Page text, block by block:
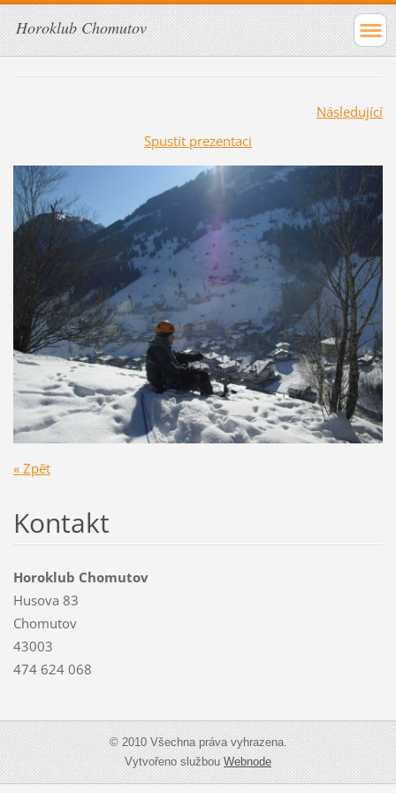
Horoklub Chomutov
Následující
Spustit prezentaci
« Zpět
Kontakt
Horoklub Chomutov
Husova 83
Chomutov
43003
474 624 068
© 2010 Všechna práva vyhrazena.
Vytvořeno službouWebnode